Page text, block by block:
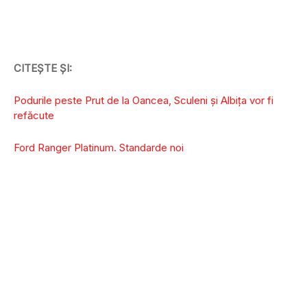
CITEȘTE ȘI:
Podurile peste Prut de la Oancea, Sculeni și Albița vor fi
refăcute
Ford Ranger Platinum. Standarde noi